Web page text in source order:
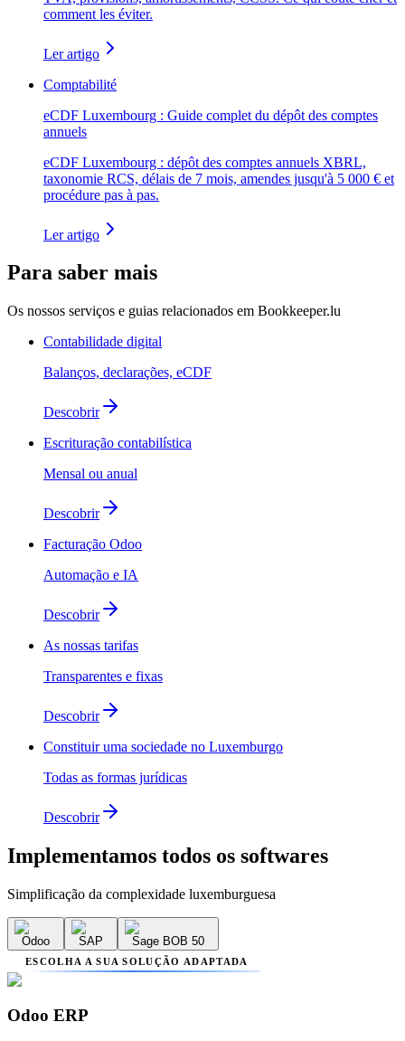
comment les éviter.
Ler artigo
Comptabilité
eCDF Luxembourg : Guide complet du dépôt des comptes
annuels
eCDF Luxembourg : dépôt des comptes annuels XBRL,
taxonomie RCS, délais de 7 mois, amendes jusqu'à 5 000 € et
procédure pas à pas.
Ler artigo
Para saber mais
Os nossos serviços e guias relacionados em Bookkeeper.lu
Contabilidade digital
Balanços, declarações, eCDF
Descobrir
Escrituração contabilística
Mensal ou anual
Descobrir
Facturação Odoo
Automação e IA
Descobrir
As nossas tarifas
Transparentes e fixas
Descobrir
Constituir uma sociedade no Luxemburgo
Todas as formas jurídicas
Descobrir
Implementamos todos os softwares
Simplificação da complexidade luxemburguesa
Odoo SAP Sage BOB 50
ESCOLHA A SUA SOLUÇÃO ADAPTADA
Odoo ERP